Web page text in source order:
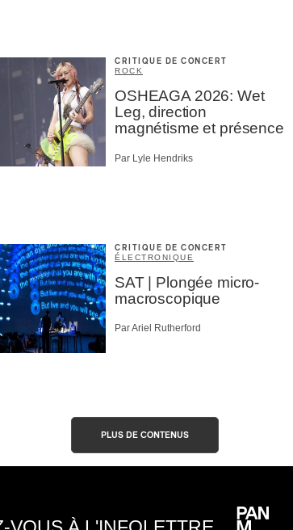
CRITIQUE DE CONCERT
ROCK
OSHEAGA 2026: Wet
Leg, direction
magnétisme et présence
Par Lyle Hendriks
CRITIQUE DE CONCERT
ÉLECTRONIQUE
SAT | Plongée micro-
macroscopique
Par Ariel Rutherford
PLUS DE CONTENUS